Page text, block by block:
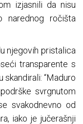
izjasnili da nisu
ročišta
njegovih pristalica
transparente s
skandirali: “Maduro
svrgnutom
svakodnevno od
iako je jučerašnji